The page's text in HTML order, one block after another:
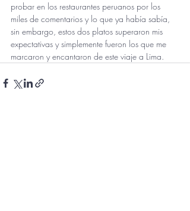
probar en los restaurantes peruanos por los
miles de comentarios y lo que ya había sabía,
sin embargo, estos dos platos superaron mis
expectativas y simplemente fueron los que me
marcaron y encantaron de este viaje a Lima.